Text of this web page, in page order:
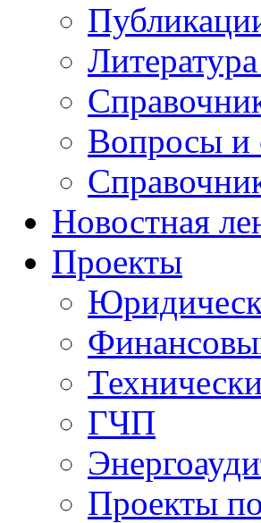
Вопросы и
Новостная
Проекты
ГЧП
Проекты